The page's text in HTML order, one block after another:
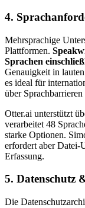
4.
Mehrsprachige
Plattformen.
Sprachen
Genauigkeit in
es ideal für
über
Otter.ai unterstützt
verarbeitet 48
starke Optionen.
erfordert aber Datei-
Erfassung.
5. Datenschutz
Die